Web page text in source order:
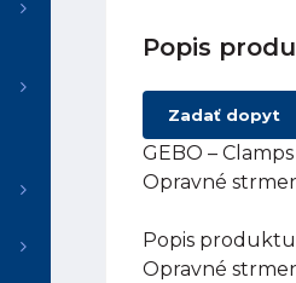
Popis
Zadať dopyt
GEBO – Clamps
Opravné
Popis
Opravné